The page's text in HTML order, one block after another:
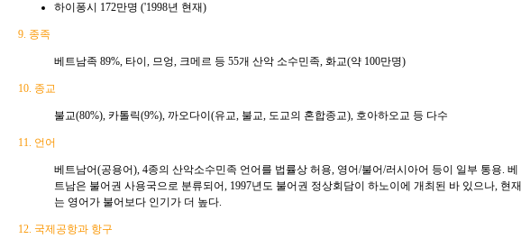
하이퐁시 172만명 ('1998년 현재)
9. 종족
베트남족 89%, 타이, 므엉, 크메르 등 55개 산악 소수민족, 화교(약 100만명)
10. 종교
불교(80%), 카톨릭(9%), 까오다이(유교, 불교, 도교의 혼합종교), 호아하오교 등 다수
11. 언어
베트남어(공용어), 4종의 산악소수민족 언어를 법률상 허용, 영어/불어/러시아어 등이 일부 통용. 베
트남은 불어권 사용국으로 분류되어, 1997년도 불어권 정상회담이 하노이에 개최된 바 있으나, 현재
는 영어가 불어보다 인기가 더 높다.
12. 국제공항과 항구